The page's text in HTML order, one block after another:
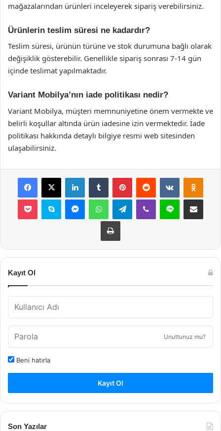
mağazalarından ürünleri inceleyerek sipariş verebilirsiniz.
Ürünlerin teslim süresi ne kadardır?
Teslim süresi, ürünün türüne ve stok durumuna bağlı olarak
değişiklik gösterebilir. Genellikle sipariş sonrası 7-14 gün
içinde teslimat yapılmaktadır.
Variant Mobilya’nın iade politikası nedir?
Variant Mobilya, müşteri memnuniyetine önem vermekte ve
belirli koşullar altında ürün iadesine izin vermektedir. İade
politikası hakkında detaylı bilgiye resmi web sitesinden
ulaşabilirsiniz.
Facebook
X LinkedInTumblr PinterestReddit VKontakte
Pocket Skype MessengerWhatsAppTelegramViber Line E-Posta ile
Yazdır
Kayıt Ol
Unuttunuz mu?
Beni hatırla
Kayıt Ol
Son Yazılar